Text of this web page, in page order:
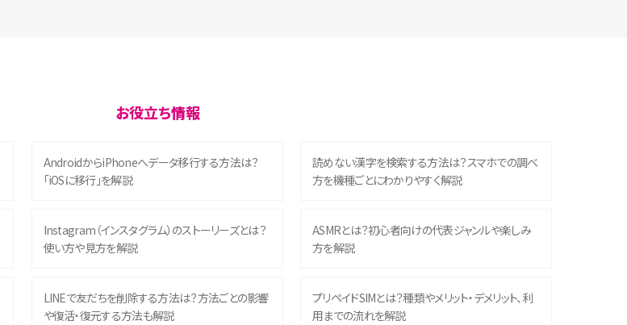
お役立ち情報
AndroidからiPhoneへデータ移行する方法は？
「iOSに移行」を解説
読めない漢字を検索する方法は？スマホでの調べ
方を機種ごとにわかりやすく解説
Instagram（インスタグラム）のストーリーズとは？
使い方や見方を解説
ASMRとは？初心者向けの代表ジャンルや楽しみ
方を解説
LINEで友だちを削除する方法は？方法ごとの影響
や復活・復元する方法も解説
プリペイドSIMとは？種類やメリット・デメリット、利
用までの流れを解説